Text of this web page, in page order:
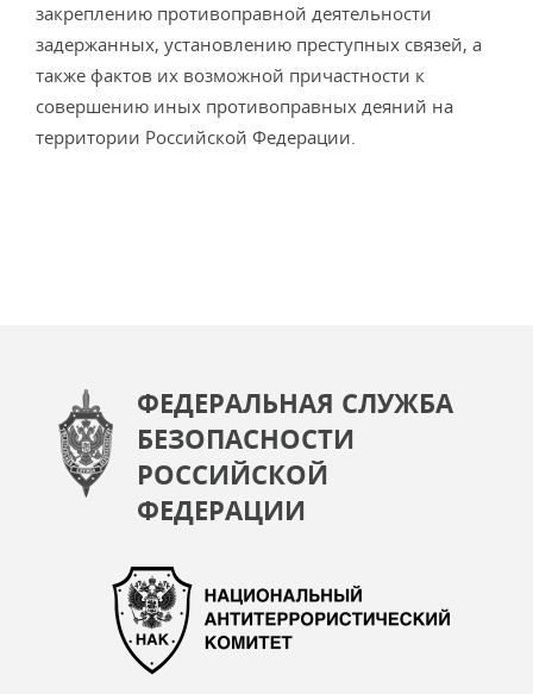
закреплению противоправной деятельности
задержанных, установлению преступных связей, а
также фактов их возможной причастности к
совершению иных противоправных деяний на
территории Российской Федерации.
ФЕДЕРАЛЬНАЯ СЛУЖБА
БЕЗОПАСНОСТИ
РОССИЙСКОЙ
ФЕДЕРАЦИИ